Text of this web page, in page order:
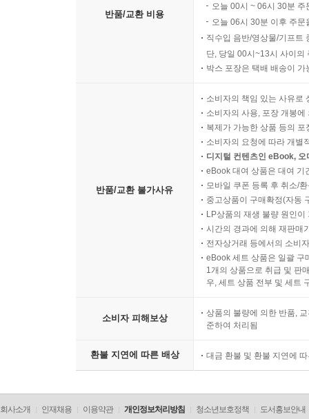
반품/교환 비용
오늘 00시 ~ 06시 30분
오늘 06시 30분 이후 주
직수입 음반/영상물/기프트
단, 당일 00시~13시 사이의
박스 포장은 택배 배송이
반품/교환 불가사유
소비자의 책임 있는 사유로
소비자의 사용, 포장 개봉
복제가 가능한 상품 등의
소비자의 요청에 따라 개별
디지털 컨텐츠인 eBook,
eBook 대여 상품은 대여 기
모바일 쿠폰 등록 후 취소/
중고상품이 구매확정(자동
LP상품의 재생 불량 원인
시간의 경과에 의해 재판매
전자상거래 등에서의 소비
eBook 세트 상품은 일괄 구
1개의 상품으로 취급 및 판
우, 세트 상품 전부 및 세트
소비자 피해보상
상품의 불량에 의한 반품,
준하여 처리됨
환불 지연에 따른 배상 대금 환불 및 환불 지연에
회사소개 인재채용 이용약관 개인정보처리방침 청소년보호정책 도서홍보안내